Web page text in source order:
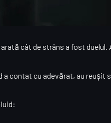
arată cât de strâns a fost
contat cu adevărat, au reușit